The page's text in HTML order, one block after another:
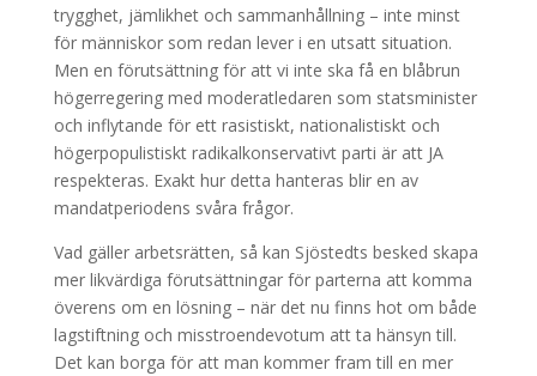
trygghet, jämlikhet och sammanhållning – inte minst
för människor som redan lever i en utsatt situation.
Men en förutsättning för att vi inte ska få en blåbrun
högerregering med moderatledaren som statsminister
och inflytande för ett rasistiskt, nationalistiskt och
högerpopulistiskt radikalkonservativt parti är att JA
respekteras. Exakt hur detta hanteras blir en av
mandatperiodens svåra frågor.
Vad gäller arbetsrätten, så kan Sjöstedts besked skapa
mer likvärdiga förutsättningar för parterna att komma
överens om en lösning – när det nu finns hot om både
lagstiftning och misstroendevotum att ta hänsyn till.
Det kan borga för att man kommer fram till en mer